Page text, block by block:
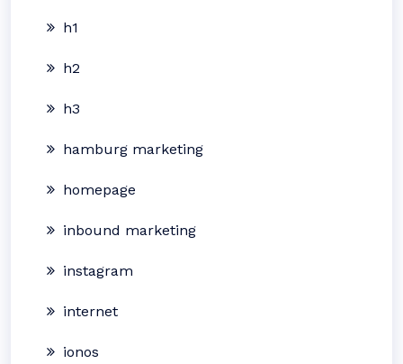
h1
h2
h3
hamburg marketing
homepage
inbound marketing
instagram
internet
ionos